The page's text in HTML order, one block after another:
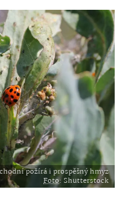
požírá i prospěšný hmyz
Foto: Shutterstock